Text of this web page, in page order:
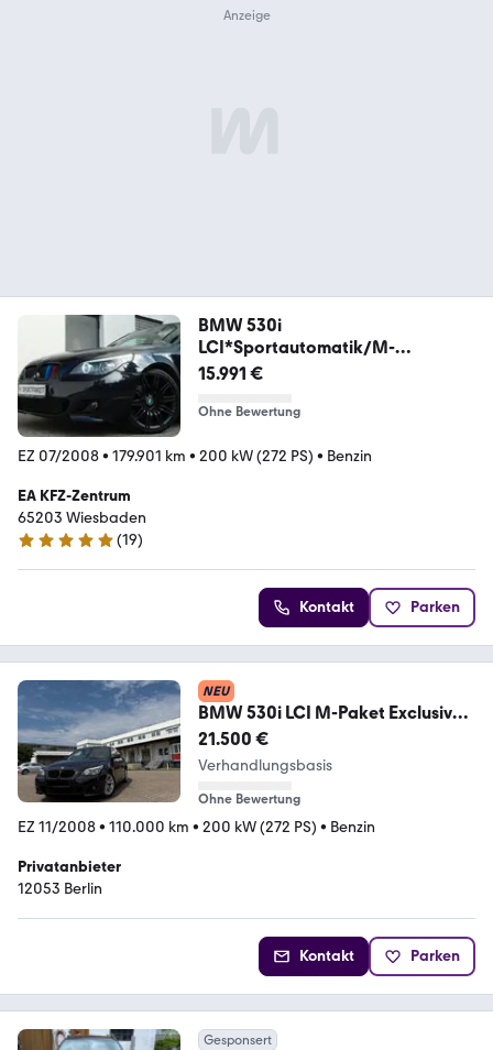
BMW 530i
LCI*Sportautomatik/M-
Paket/KW/Individual*53
15.991 €
Ohne Bewertung
EZ 07/2008• 179.901 km • 200 kW (272 PS) • Benzin
EA KFZ-Zentrum
65203 Wiesbaden
4.9 Sterne
(19)
Kontakt Parken
NEU
BMW 530i LCI M-Paket Exclusive
Edition
21.500 €
Verhandlungsbasis
Ohne Bewertung
EZ 11/2008• 110.000 km • 200 kW (272 PS) • Benzin
Privatanbieter
12053 Berlin
Kontakt Parken
Gesponsert